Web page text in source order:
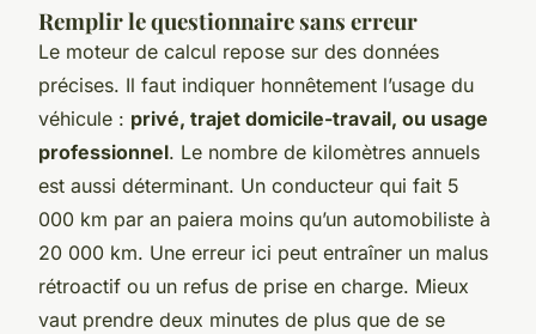
Remplir le questionnaire sans erreur
Le moteur de calcul repose sur des données
précises. Il faut indiquer honnêtement l’usage du
véhicule : privé, trajet domicile-travail, ou usage
professionnel. Le nombre de kilomètres annuels
est aussi déterminant. Un conducteur qui fait 5
000 km par an paiera moins qu’un automobiliste à
20 000 km. Une erreur ici peut entraîner un malus
rétroactif ou un refus de prise en charge. Mieux
vaut prendre deux minutes de plus que de se